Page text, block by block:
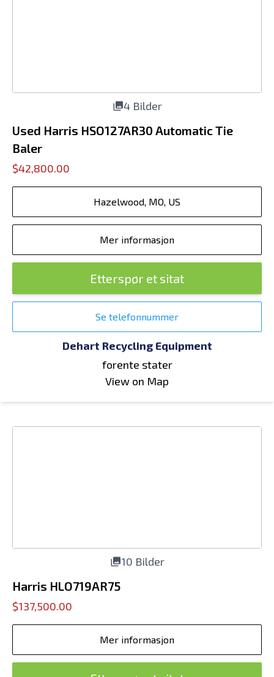
4 Bilder
Used Harris HSO127AR30 Automatic Tie
Baler
$42,800.00
Hazelwood, MO, US
Mer informasjon
Etterspør et sitat
Se telefonnummer
Dehart Recycling Equipment
forente stater
View on Map
10 Bilder
Harris HLO719AR75
$137,500.00
Mer informasjon